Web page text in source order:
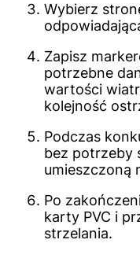
Wybierz
Zapisz
potrzebne
wartości
kolejność
Podczas
bez potrzeby
umieszczoną
Po
karty PVC i
strzelania.